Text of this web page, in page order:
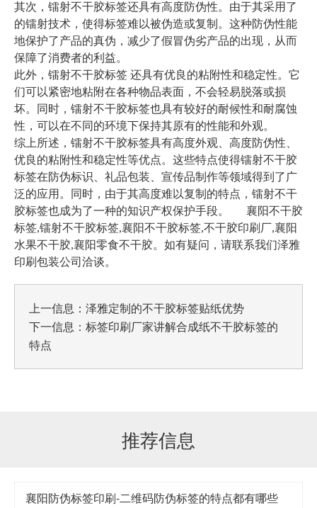
其次，镭射不干胶标签还具有高度防伪性。由于其采用了
的镭射技术，使得标签难以被伪造或复制。这种防伪性能
地保护了产品的真伪，减少了假冒伪劣产品的出现，从而
保障了消费者的利益。
此外，镭射不干胶标签 还具有优良的粘附性和稳定性。它
们可以紧密地粘附在各种物品表面，不会轻易脱落或损
坏。同时，镭射不干胶标签也具有较好的耐候性和耐腐蚀
性，可以在不同的环境下保持其原有的性能和外观。
综上所述，镭射不干胶标签具有高度外观、高度防伪性、
优良的粘附性和稳定性等优点。这些特点使得镭射不干胶
标签在防伪标识、礼品包装、宣传品制作等领域得到了广
泛的应用。同时，由于其高度难以复制的特点，镭射不干
胶标签也成为了一种的知识产权保护手段。
襄阳不干胶
标签,镭射不干胶标签,襄阳不干胶标签,不干胶印刷厂,襄阳
水果不干胶,襄阳零食不干胶。如有疑问，请联系我们泽雅
印刷包装公司洽谈。
上一信息： 泽雅定制的不干胶标签贴纸优势
下一信息： 标签印刷厂家讲解合成纸不干胶标签的
特点
推荐信息
襄阳防伪标签印刷-二维码防伪标签的特点都有哪些